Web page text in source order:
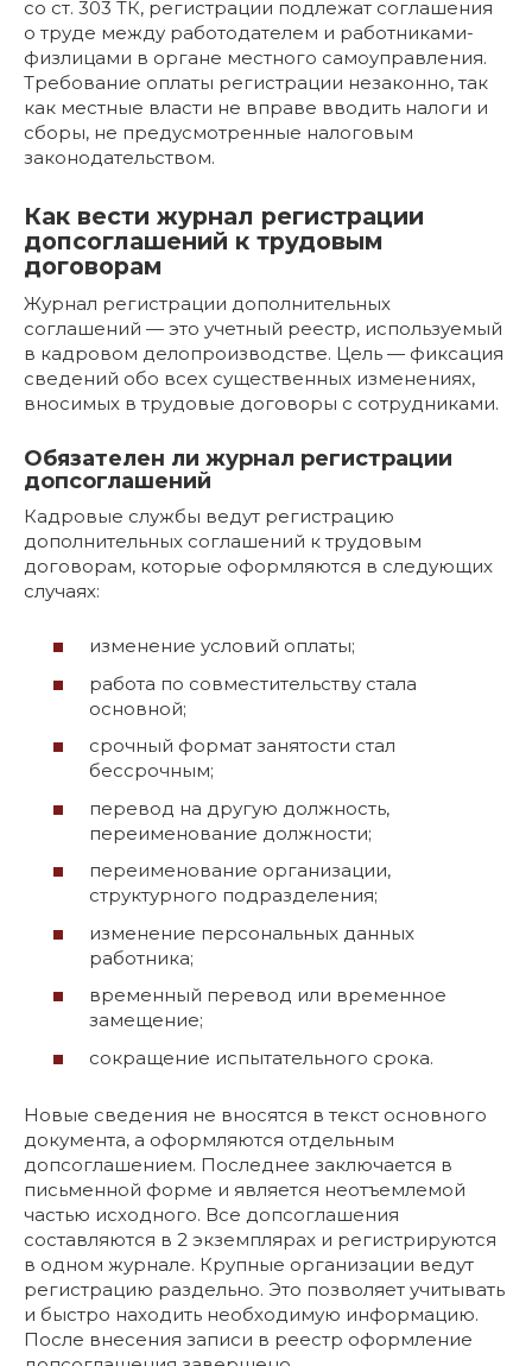
со ст. 303 ТК, регистрации подлежат соглашения
о труде между работодателем и работниками-
физлицами в органе местного самоуправления.
Требование оплаты регистрации незаконно, так
как местные власти не вправе вводить налоги и
сборы, не предусмотренные налоговым
законодательством.
Как вести журнал регистрации
допсоглашений к трудовым
договорам
Журнал регистрации дополнительных
соглашений — это учетный реестр, используемый
в кадровом делопроизводстве. Цель — фиксация
сведений обо всех существенных изменениях,
вносимых в трудовые договоры с сотрудниками.
Обязателен ли журнал регистрации
допсоглашений
Кадровые службы ведут регистрацию
дополнительных соглашений к трудовым
договорам, которые оформляются в следующих
случаях:
изменение условий оплаты;
работа по совместительству стала
основной;
срочный формат занятости стал
бессрочным;
перевод на другую должность,
переименование должности;
переименование организации,
структурного подразделения;
изменение персональных данных
работника;
временный перевод или временное
замещение;
сокращение испытательного срока.
Новые сведения не вносятся в текст основного
документа, а оформляются отдельным
допсоглашением. Последнее заключается в
письменной форме и является неотъемлемой
частью исходного. Все допсоглашения
составляются в 2 экземплярах и регистрируются
в одном журнале. Крупные организации ведут
регистрацию раздельно. Это позволяет учитывать
и быстро находить необходимую информацию.
После внесения записи в реестр оформление